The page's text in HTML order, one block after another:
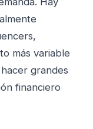
más variable
grandes
financiero